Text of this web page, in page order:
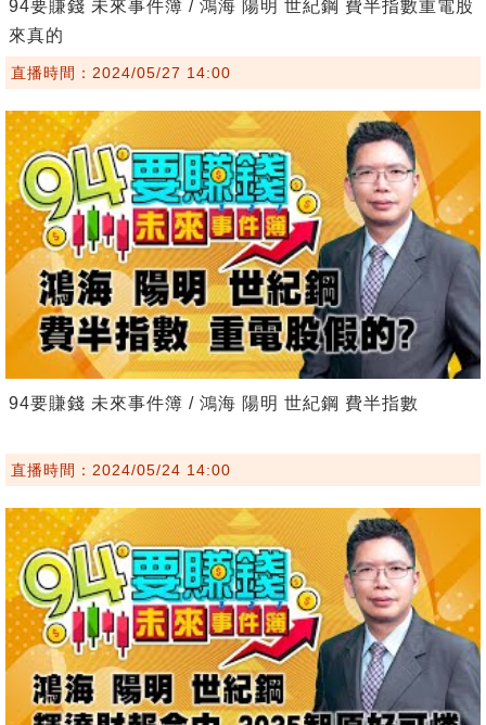
94要賺錢 未來事件簿 / 鴻海 陽明 世紀鋼 費半指數重電股
來真的
直播時間：2024/05/27 14:00
94要賺錢 未來事件簿 / 鴻海 陽明 世紀鋼 費半指數
直播時間：2024/05/24 14:00